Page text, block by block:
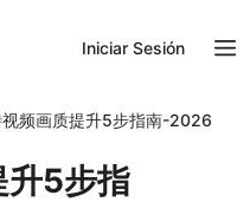
Iniciar Sesión
频画质提升5步指南-2026
升5步指